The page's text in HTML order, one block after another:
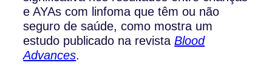
e AYAs com linfoma que têm ou não
seguro de saúde, como mostra um
estudo publicado na revistaBlood
Advances.